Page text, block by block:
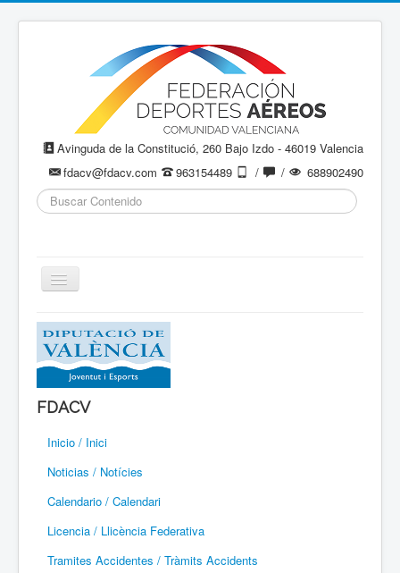
Avinguda de la Constitució, 260 Bajo Izdo - 46019 Valencia
fdacv@fdacv.com
963154489 / /
688902490
Buscar...
Cambiar
navegación
Aeromodelismo / Aeromodelisme
Ala Delta
Paracaidismo / Paracaigudisme
Parapente / Parapent
Ultraligeros / Ultralleugers
Vuelo Con Motor / Vol Amb Motor
FDACV
Inicio / Inici
Noticias / Notícies
Calendario / Calendari
Licencia / Llicència Federativa
Tramites Accidentes / Tràmits Accidents